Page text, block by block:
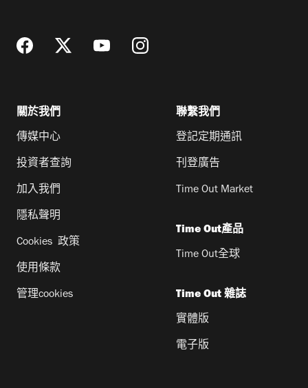
關於我們
傳媒中心
投資者查詢
加入我們
隱私聲明
Cookies 政策
使用條款
管理cookies
聯繫我們
登記定期通訊
刊登廣告
Time Out Market
Time Out產品
Time Out全球
Time Out 雜誌
實體版
電子版